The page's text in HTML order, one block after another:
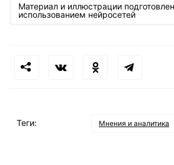
Материал и иллюстрации
использованием нейросетей
Теги: Мнения и аналитика